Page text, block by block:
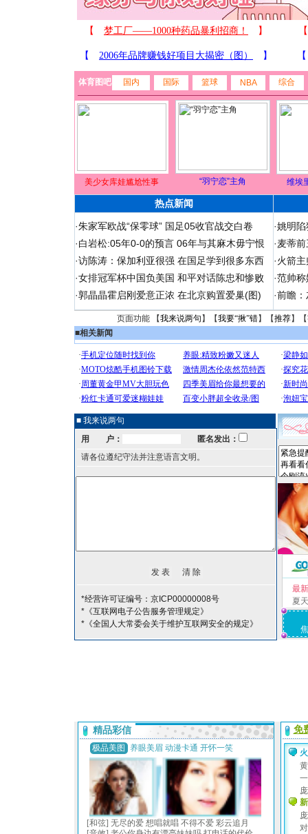
体育图吧 国内 国际 篮球 NBA 综合
美少女库娃尴尬性事 “羽宁恋”主角 维埃
热点新闻
·朱家军欧战“保零球” 国足05收官战交白卷
·白岩松:05年0-0的预言 06年与其麻木毋宁恨
·访陈涛：保加利亚很强 在国足学到很多东西
·女排冠军杯中国负美国 和平对话陈忠和惨败
·郭晶晶霍启刚爱意正浓 在北京购置爱巢(图)
·姚明
·麦蒂
·火箭
·范帅
·前瞻
页面功能 【我来说两句 】【我要“揪”错】【推荐】
■相关新闻
■ 我来说两句
用 户：
匿名发出：
请各位遵纪守法并注意语言文明。
*经营许可证编号：京ICP00000008号
*《互联网电子公告服务管理规定》
*《全国人大常委会关于维护互联网安全的规定》
最
夏